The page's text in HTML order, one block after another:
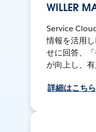
WILLER
Service
情報を活用
せに回答、
が向上し、
詳細はこちら